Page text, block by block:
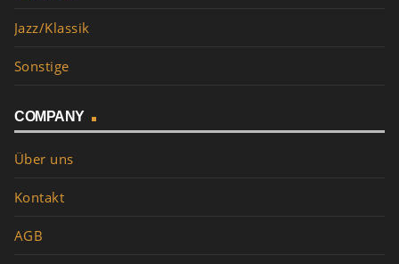
Jazz/Klassik
Sonstige
COMPANY
Über uns
Kontakt
AGB